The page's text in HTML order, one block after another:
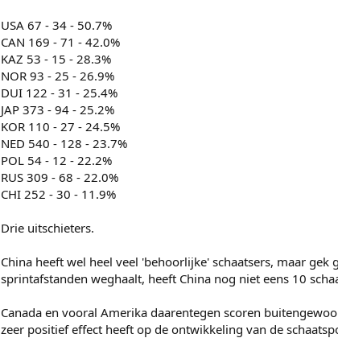
USA 67 - 34 - 50.7%
CAN 169 - 71 - 42.0%
KAZ 53 - 15 - 28.3%
NOR 93 - 25 - 26.9%
DUI 122 - 31 - 25.4%
JAP 373 - 94 - 25.2%
KOR 110 - 27 - 24.5%
NED 540 - 128 - 23.7%
POL 54 - 12 - 22.2%
RUS 309 - 68 - 22.0%
CHI 252 - 30 - 11.9%
Drie uitschieters.
China heeft wel heel veel 'behoorlijke' schaatsers, maar
sprintafstanden weghaalt, heeft China nog niet eens 10
Canada en vooral Amerika daarentegen scoren
zeer positief effect heeft op de ontwikkeling van de